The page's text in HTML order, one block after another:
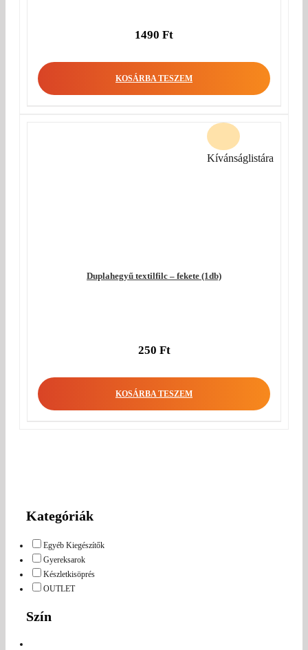
1490 Ft
KOSÁRBA TESZEM
Duplahegyű textilfilc – fekete (1db)
250 Ft
KOSÁRBA TESZEM
Kívánságlistára
Kategóriák
Egyéb Kiegészítők
Gyereksarok
Készletkisöprés
OUTLET
Szín